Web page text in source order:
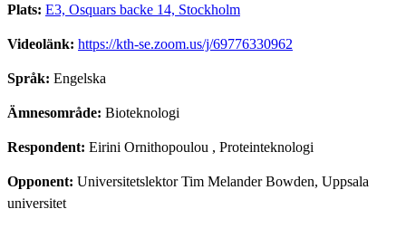
Plats: E3, Osquars backe 14, Stockholm
Videolänk: https://kth-se.zoom.us/j/69776330962
Språk: Engelska
Ämnesområde: Bioteknologi
Respondent: Eirini Ornithopoulou , Proteinteknologi
Opponent: Universitetslektor Tim Melander Bowden, Uppsala
universitet